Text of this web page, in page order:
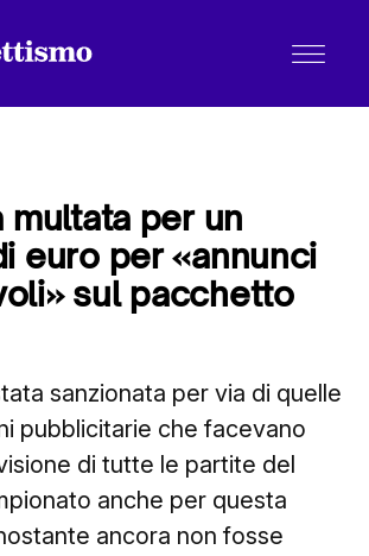
multata per un
euro per «annunci
sul pacchetto
sanzionata per via di quelle
pubblicitarie che facevano
di tutte le partite del
anche per questa
ancora non fosse